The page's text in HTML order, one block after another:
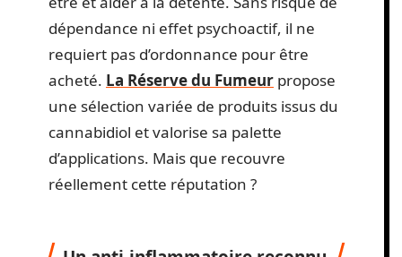
dépendance ni effet psychoactif, il ne
requiert pas d’ordonnance pour être
acheté. La Réserve du Fumeur propose
une sélection variée de produits issus du
cannabidiol et valorise sa palette
d’applications. Mais que recouvre
réellement cette réputation ?